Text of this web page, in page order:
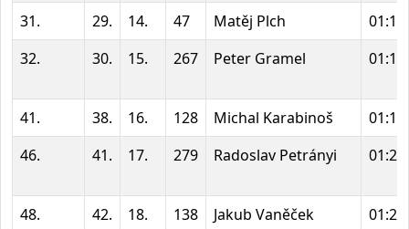
31.
29. 14. 47 Matěj Plch
32.
30. 15. 267 Peter Gramel
41. 38. 16. 128 Michal Karabinoš
46.
41. 17. 279 Radoslav Petrányi
48. 42. 18. 138 Jakub Vaněček